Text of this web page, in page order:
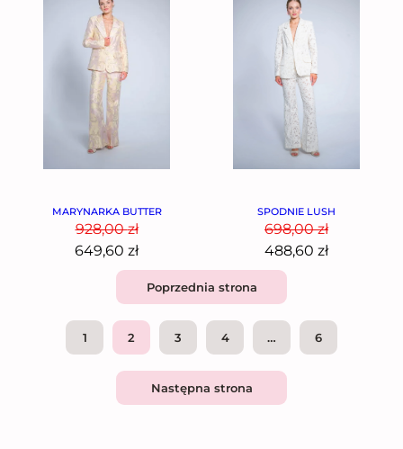
MARYNARKA BUTTER
928,00zł
649,60 zł
SPODNIE LUSH
698,00zł
488,60 zł
Poprzednia strona
1 2 3 4 … 6
Następna strona